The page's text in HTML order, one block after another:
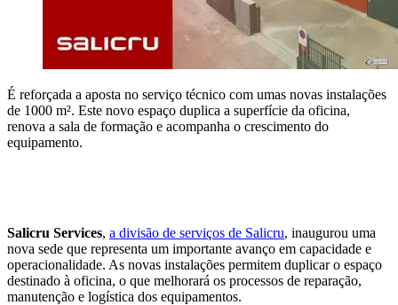
É reforçada a aposta no serviço técnico com umas novas instalações
de 1000 m². Este novo espaço duplica a superfície da oficina,
renova a sala de formação e acompanha o crescimento do
equipamento.
Salicru Services, a divisão de serviços de Salicru, inaugurou uma
nova sede que representa um importante avanço em capacidade e
operacionalidade. As novas instalações permitem duplicar o espaço
destinado à oficina, o que melhorará os processos de reparação,
manutenção e logística dos equipamentos.